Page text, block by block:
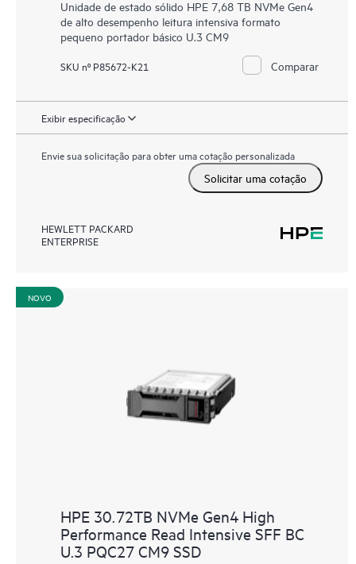
Unidade de estado sólido HPE 7,68 TB NVMe Gen4
de alto desempenho leitura intensiva formato
pequeno portador básico U.3 CM9
SKU nº P85672-K21 Comparar
Exibir especificação
Envie sua solicitação para obter uma cotação personalizada
Solicitar uma cotação
HEWLETT PACKARD
ENTERPRISE
NOVO
HPE 30.72TB NVMe Gen4 High
Performance Read Intensive SFF BC
U.3 PQC27 CM9 SSD